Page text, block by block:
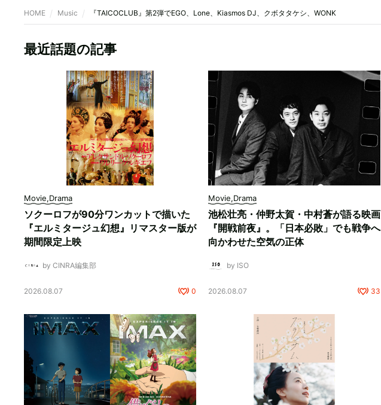
HOME Music 『TAICOCLUB』第2弾でEGO、Lone、Kiasmos DJ、クボタタケシ、WONK
最近話題の記事
Movie,Drama
ソクーロフが90分ワンカットで描いた
『エルミタージュ幻想』リマスター版が
期間限定上映
by CINRA編集部
2026.08.07 0
Movie,Drama
池松壮亮・仲野太賀・中村蒼が語る映画
『開戦前夜』。「日本必敗」でも戦争へ
向かわせた空気の正体
by ISO
2026.08.07 33